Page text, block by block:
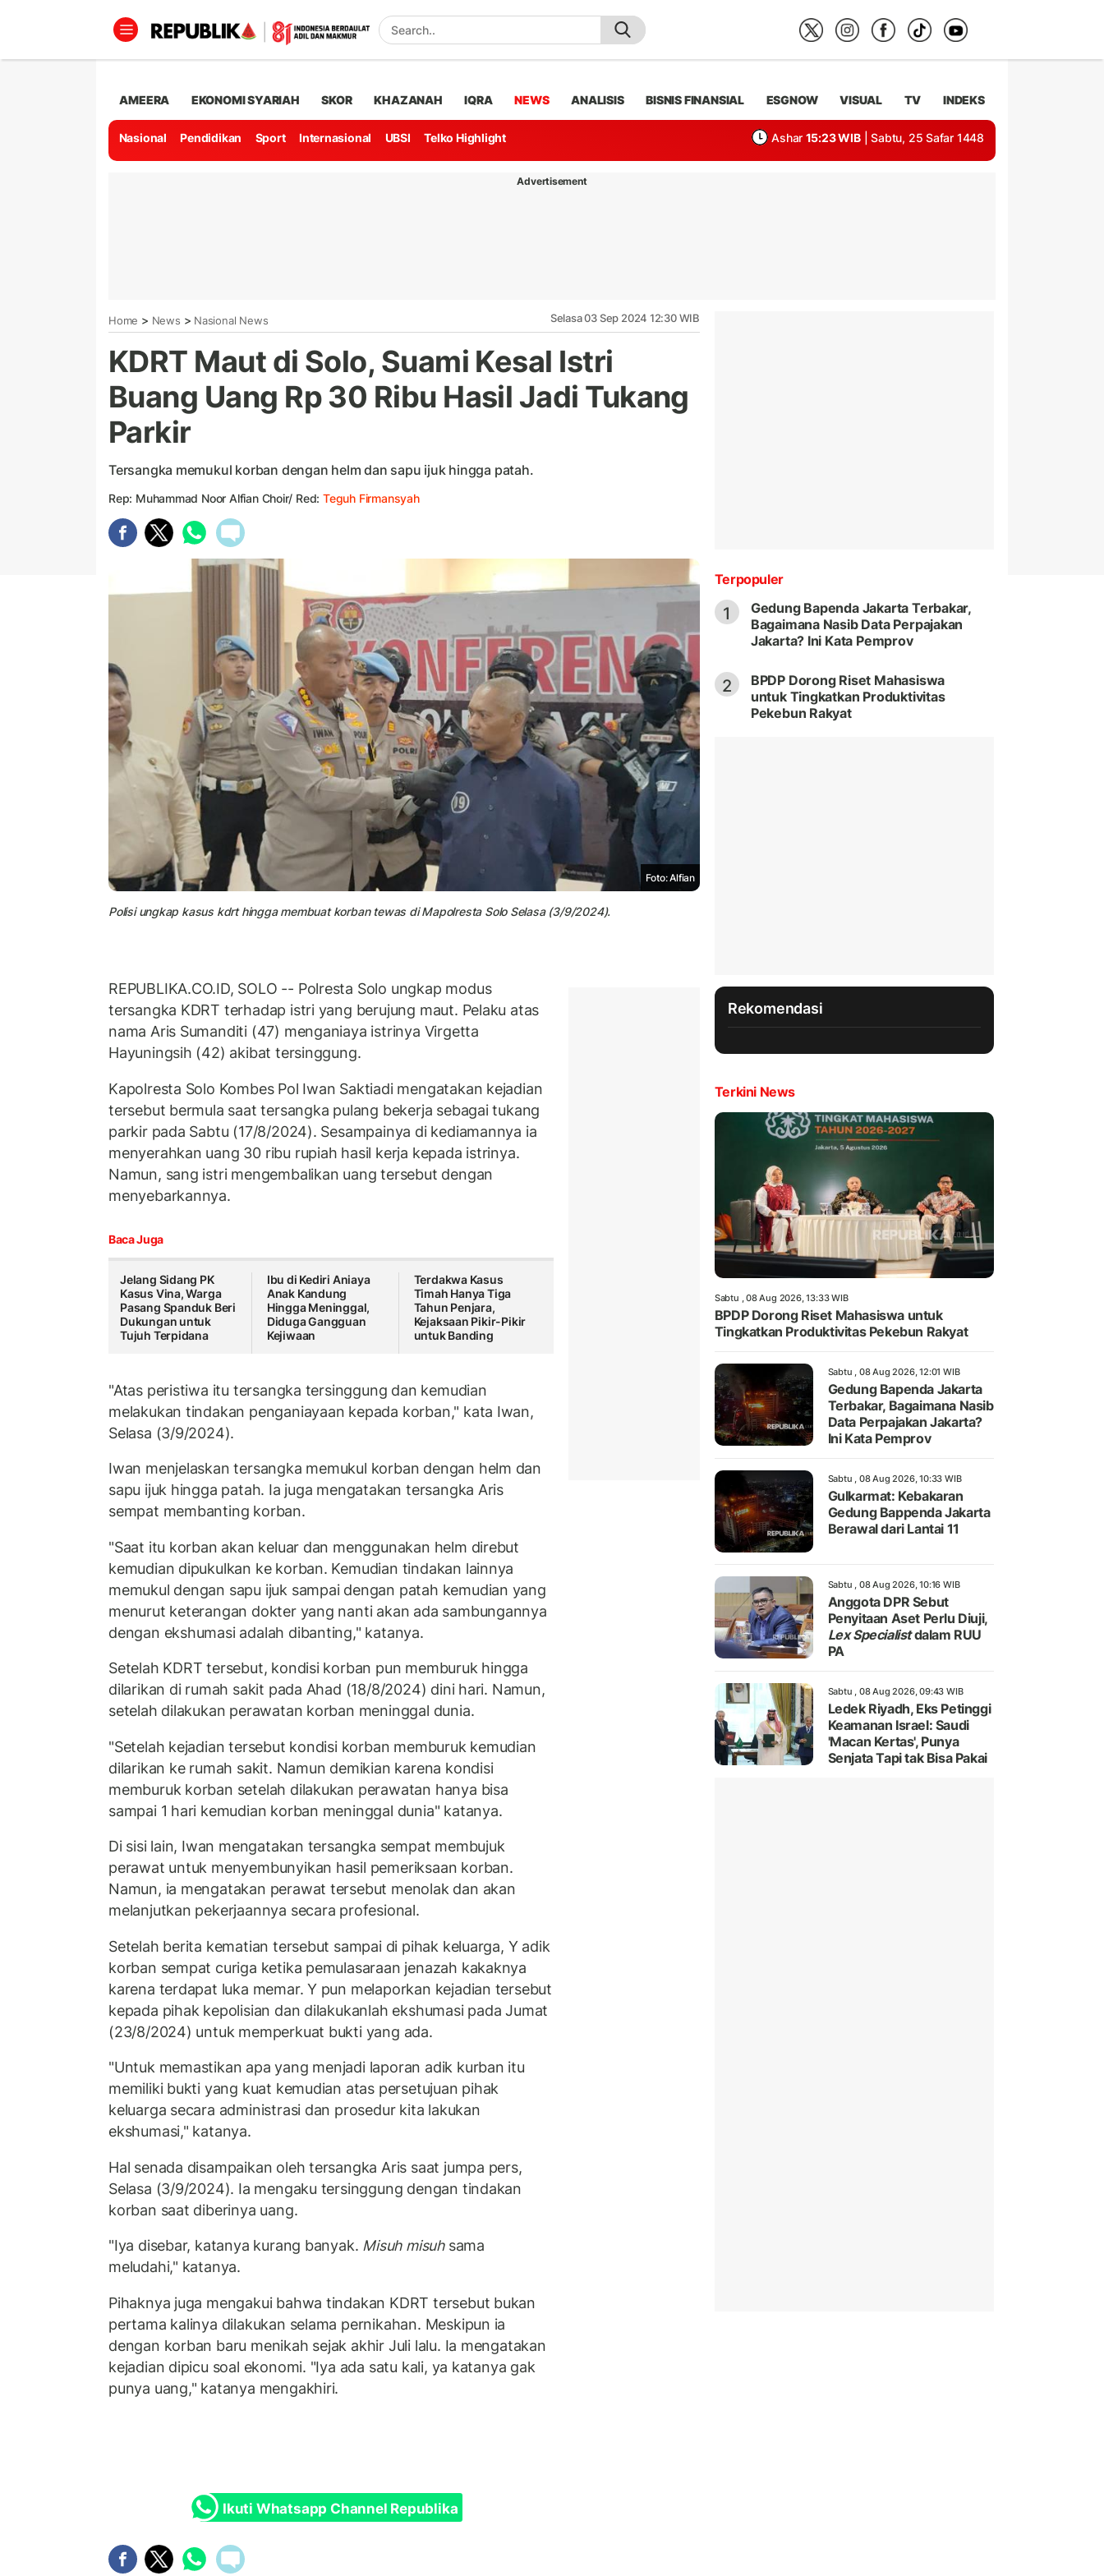
AMEERA EKONOMI SYARIAH SKOR KHAZANAH IQRA NEWS ANALISIS BISNIS FINANSIAL ESGNOW VISUAL TV INDEKS
Nasional Pendidikan Sport Internasional UBSI Telko Highlight Ashar 15:23 WIB | Sabtu, 25 Safar 1448
Advertisement
Home > News > Nasional News Selasa 03 Sep 2024 12:30 WIB
KDRT Maut di Solo, Suami Kesal Istri
Buang Uang Rp 30 Ribu Hasil Jadi Tukang
Parkir
Tersangka memukul korban dengan helm dan sapu ijuk hingga patah.
Rep: Muhammad Noor Alfian Choir/ Red:Teguh Firmansyah
Foto: Alfian
Polisi ungkap kasus kdrt hingga membuat korban tewas di Mapolresta Solo Selasa (3/9/2024).
REPUBLIKA.CO.ID, SOLO -- Polresta Solo ungkap modus
tersangka KDRT terhadap istri yang berujung maut. Pelaku atas
nama Aris Sumanditi (47) menganiaya istrinya Virgetta
Hayuningsih (42) akibat tersinggung.
Kapolresta Solo Kombes Pol Iwan Saktiadi mengatakan kejadian
tersebut bermula saat tersangka pulang bekerja sebagai tukang
parkir pada Sabtu (17/8/2024). Sesampainya di kediamannya ia
menyerahkan uang 30 ribu rupiah hasil kerja kepada istrinya.
Namun, sang istri mengembalikan uang tersebut dengan
menyebarkannya.
Baca Juga
Jelang Sidang PK
Kasus Vina, Warga
Pasang Spanduk Beri
Dukungan untuk
Tujuh Terpidana
Ibu di Kediri Aniaya
Anak Kandung
Hingga Meninggal,
Diduga Gangguan
Kejiwaan
Terdakwa Kasus
Timah Hanya Tiga
Tahun Penjara,
Kejaksaan Pikir-Pikir
untuk Banding
"Atas peristiwa itu tersangka tersinggung dan kemudian
melakukan tindakan penganiayaan kepada korban," kata Iwan,
Selasa (3/9/2024).
Iwan menjelaskan tersangka memukul korban dengan helm dan
sapu ijuk hingga patah. Ia juga mengatakan tersangka Aris
sempat membanting korban.
"Saat itu korban akan keluar dan menggunakan helm direbut
kemudian dipukulkan ke korban. Kemudian tindakan lainnya
memukul dengan sapu ijuk sampai dengan patah kemudian yang
menurut keterangan dokter yang nanti akan ada sambungannya
dengan ekshumasi adalah dibanting," katanya.
Setelah KDRT tersebut, kondisi korban pun memburuk hingga
dilarikan di rumah sakit pada Ahad (18/8/2024) dini hari. Namun,
setelah dilakukan perawatan korban meninggal dunia.
"Setelah kejadian tersebut kondisi korban memburuk kemudian
dilarikan ke rumah sakit. Namun demikian karena kondisi
memburuk korban setelah dilakukan perawatan hanya bisa
sampai 1 hari kemudian korban meninggal dunia" katanya.
Di sisi lain, Iwan mengatakan tersangka sempat membujuk
perawat untuk menyembunyikan hasil pemeriksaan korban.
Namun, ia mengatakan perawat tersebut menolak dan akan
melanjutkan pekerjaannya secara profesional.
Setelah berita kematian tersebut sampai di pihak keluarga, Y adik
korban sempat curiga ketika pemulasaraan jenazah kakaknya
karena terdapat luka memar. Y pun melaporkan kejadian tersebut
kepada pihak kepolisian dan dilakukanlah ekshumasi pada Jumat
(23/8/2024) untuk memperkuat bukti yang ada.
"Untuk memastikan apa yang menjadi laporan adik kurban itu
memiliki bukti yang kuat kemudian atas persetujuan pihak
keluarga secara administrasi dan prosedur kita lakukan
ekshumasi," katanya.
Hal senada disampaikan oleh tersangka Aris saat jumpa pers,
Selasa (3/9/2024). Ia mengaku tersinggung dengan tindakan
korban saat diberinya uang.
"Iya disebar, katanya kurang banyak. Misuh misuhsama
meludahi," katanya.
Pihaknya juga mengakui bahwa tindakan KDRT tersebut bukan
pertama kalinya dilakukan selama pernikahan. Meskipun ia
dengan korban baru menikah sejak akhir Juli lalu. Ia mengatakan
kejadian dipicu soal ekonomi. "Iya ada satu kali, ya katanya gak
punya uang," katanya mengakhiri.
Ikuti Whatsapp Channel Republika
Terpopuler
1
Gedung Bapenda Jakarta Terbakar,
Bagaimana Nasib Data Perpajakan
Jakarta? Ini Kata Pemprov
2
BPDP Dorong Riset Mahasiswa
untuk Tingkatkan Produktivitas
Pekebun Rakyat
Rekomendasi
Terkini News
Sabtu , 08 Aug 2026, 13:33 WIB
BPDP Dorong Riset Mahasiswa untuk
Tingkatkan Produktivitas Pekebun Rakyat
Sabtu , 08 Aug 2026, 12:01 WIB
Gedung Bapenda Jakarta
Terbakar, Bagaimana Nasib
Data Perpajakan Jakarta?
Ini Kata Pemprov
Sabtu , 08 Aug 2026, 10:33 WIB
Gulkarmat: Kebakaran
Gedung Bappenda Jakarta
Berawal dari Lantai 11
Sabtu , 08 Aug 2026, 10:16 WIB
Anggota DPR Sebut
Penyitaan Aset Perlu Diuji,
Lex Specialistdalam RUU
PA
Sabtu , 08 Aug 2026, 09:43 WIB
Ledek Riyadh, Eks Petinggi
Keamanan Israel: Saudi
'Macan Kertas', Punya
Senjata Tapi tak Bisa Pakai